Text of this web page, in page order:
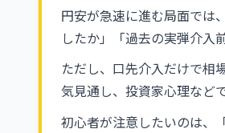
円安が急速に進む局面では
したか」「過去の実弾介入
ただし、口先介入だけで相
気見通し、投資家心理など
初心者が注意したいのは、